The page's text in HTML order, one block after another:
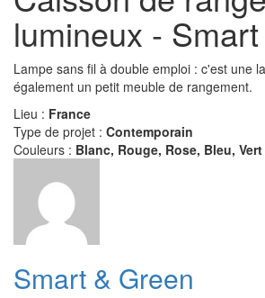
lumineux -
Lampe sans fil à double emploi : c'est une
également un petit meuble de rangement.
Lieu : France
Type de projet : Contemporain
Couleurs : Blanc, Rouge, Rose, Bleu, Vert
Smart & Green